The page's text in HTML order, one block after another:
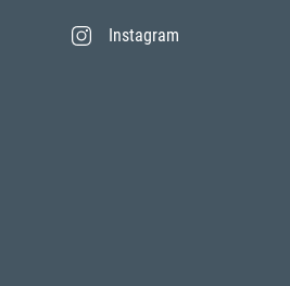
Instagram